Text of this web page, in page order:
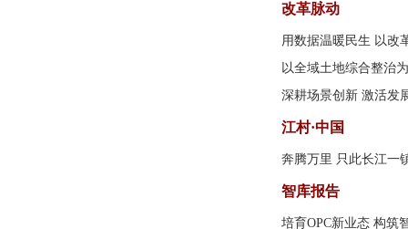
改革脉动
用数据温暖民生 以改
以全域土地综合整治
深耕场景创新 激活发
江村·中国
奔腾万里 只此长江一
智库报告
培育OPC新业态 构筑